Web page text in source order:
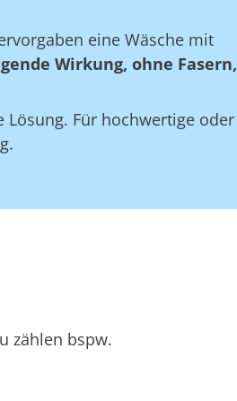
eine Wäsche mit
Wirkung, ohne Fasern,
Für hochwertige oder
zählen bspw.